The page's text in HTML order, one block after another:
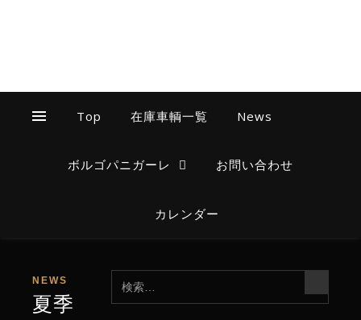
Top 在庫車輌一覧 News
ボルゴパニガーレ お問い合わせ
カレンダー
NEWS
夏季